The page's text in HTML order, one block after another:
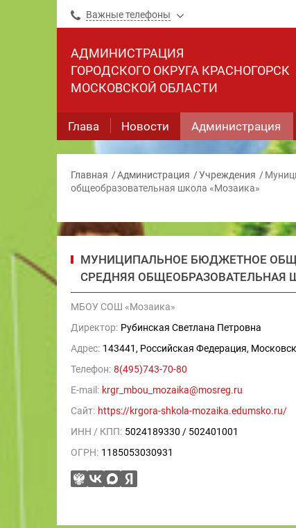
Важные телефоны
АДМИНИСТРАЦИЯ
ГОРОДСКОГО ОКРУГА КРАСНОГОРСК
МОСКОВСКОЙ ОБЛАСТИ
Глава Новости Администрация
Главная Администрация Учреждения
общеобразовательная школа «Мозаика»
МУНИЦИПАЛЬНОЕ БЮДЖЕТНОЕ
СРЕДНЯЯ ОБЩЕОБРАЗОВАТЕЛЬНАЯ
МБОУ СОШ «Мозаика»
Директор: Рубинская Светлана Петровна
Адрес: 143441, Российская Федерация,
Телефон: 8(495)743-70-80
E-mail: krgr_mbou_mozaika@mosreg.ru
Сайт: https://krgora-shkola-mozaika.edumsko.ru/
ИНН / КПП: 5024189330 / 502401001
ОГРН: 1185053030931